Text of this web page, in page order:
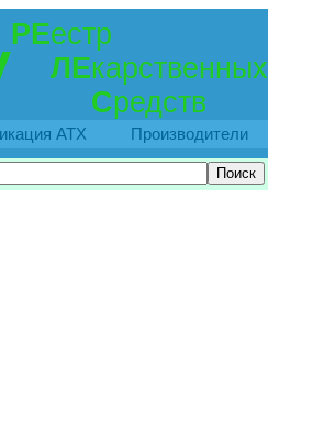
РЕестр
ЛЕкарственных
Средств
АТХ Производители